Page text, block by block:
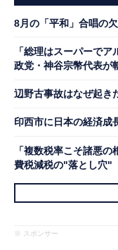
8月の「平和」合唱の
「総理はスーパーで
政党・神谷宗幣代表が
辺野古事故はなぜ起き
印西市に日本の経済成
「複数税率こそ諸悪
費税減税の"落とし穴"
※ スポンサー